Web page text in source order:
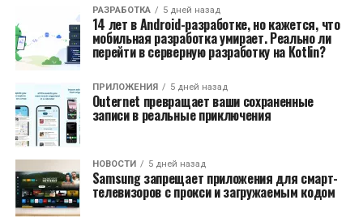
РАЗРАБОТКА 5 дней назад
14 лет в Android-разработке, но кажется, что
мобильная разработка умирает. Реально ли
перейти в серверную разработку на Kotlin?
ПРИЛОЖЕНИЯ 5 дней назад
Outernet превращает ваши сохраненные
записи в реальные приключения
НОВОСТИ 5 дней назад
Samsung запрещает приложения для смарт-
телевизоров с прокси и загружаемым кодом